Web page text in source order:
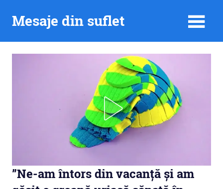
Mesaje din suflet
”Ne-am întors din vacanță și am